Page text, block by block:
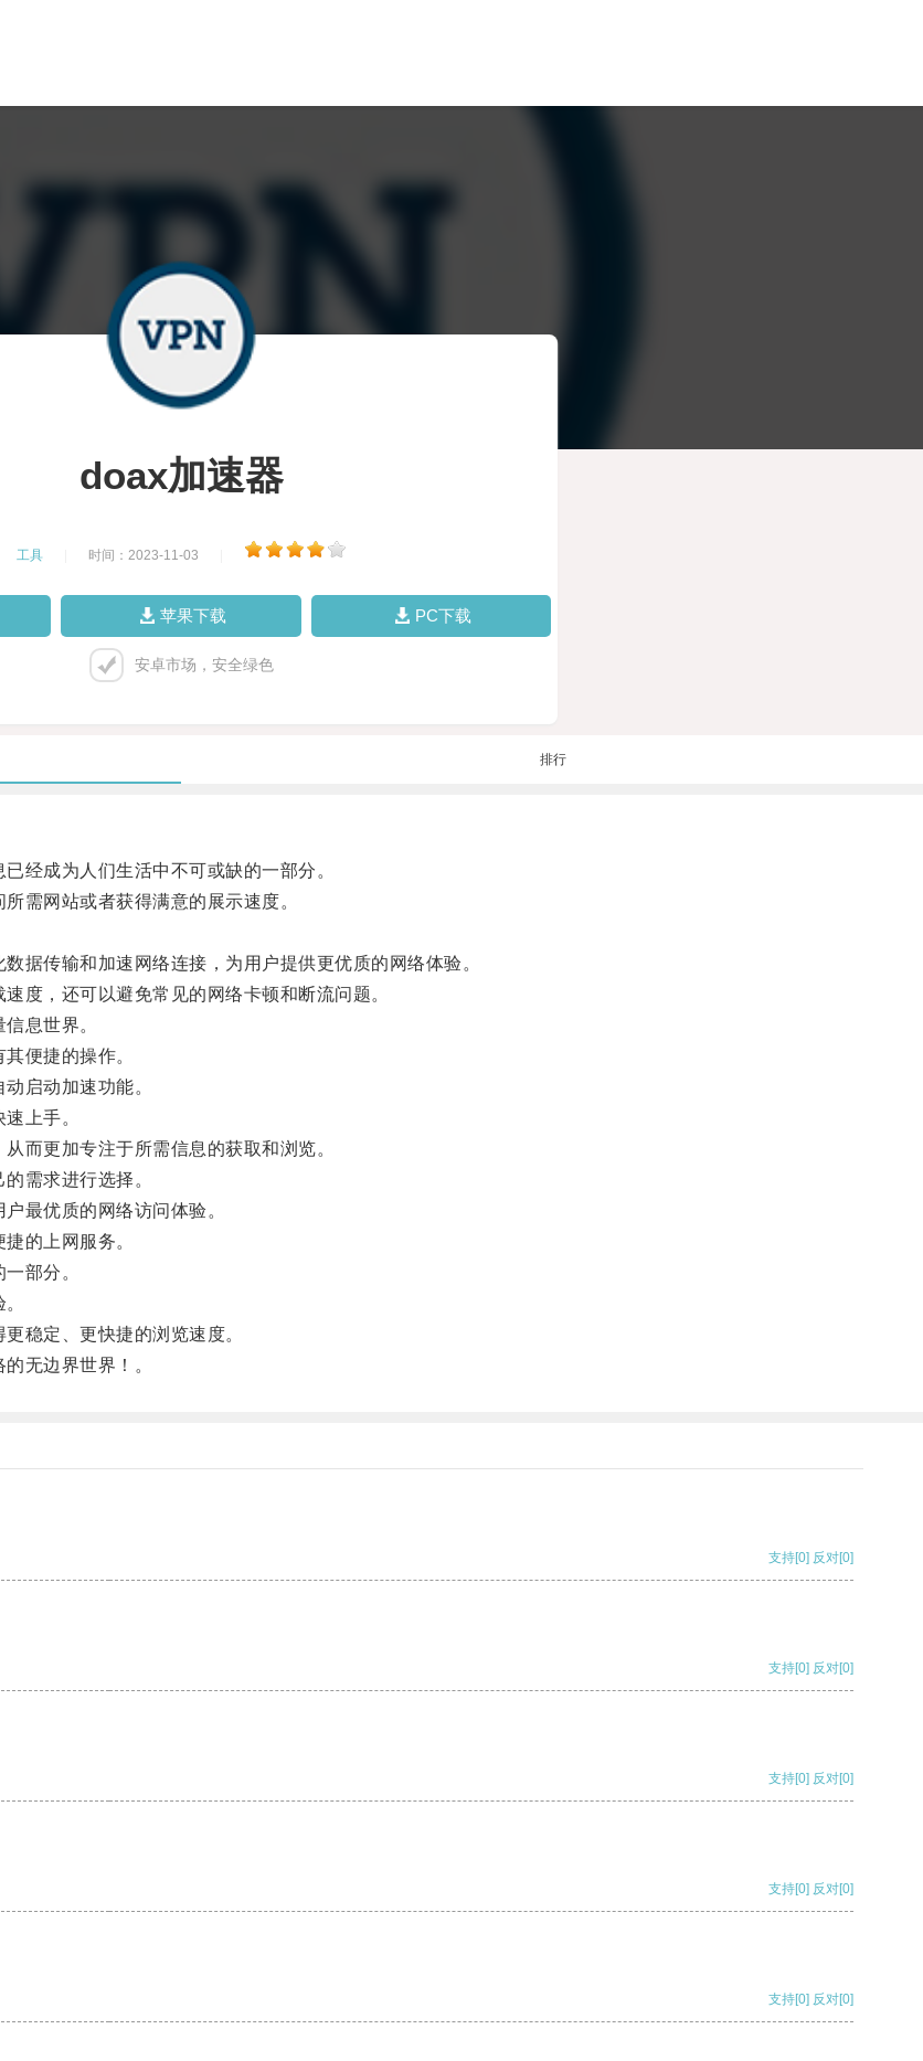
doax加速器
工具 时间：2023-11-03
苹果下载 PC下载
安卓市场，安全绿色
排行
成为人们生活中不可或缺的一部分。
需网站或者获得满意的展示速度。
传输和加速网络连接，为用户提供更优质的网络体验。
，还可以避免常见的网络卡顿和断流问题。
息世界。
便捷的操作。
启动加速功能。
上手。
更加专注于所需信息的获取和浏览。
需求进行选择。
最优质的网络访问体验。
的上网服务。
部分。
稳定、更快捷的浏览速度。
无边界世界！。
支持[0] 反对[0]
支持[0] 反对[0]
支持[0] 反对[0]
支持[0] 反对[0]
支持[0] 反对[0]